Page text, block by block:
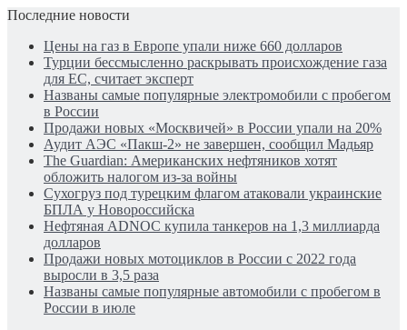
Последние новости
Цены на газ в Европе упали ниже 660 долларов
Турции бессмысленно раскрывать происхождение газа
для ЕС, считает эксперт
Названы самые популярные электромобили с пробегом
в России
Продажи новых «Москвичей» в России упали на 20%
Аудит АЭС «Пакш-2» не завершен, сообщил Мадьяр
The Guardian: Американских нефтяников хотят
обложить налогом из-за войны
Сухогруз под турецким флагом атаковали украинские
БПЛА у Новороссийска
Нефтяная ADNOC купила танкеров на 1,3 миллиарда
долларов
Продажи новых мотоциклов в России с 2022 года
выросли в 3,5 раза
Названы самые популярные автомобили с пробегом в
России в июле